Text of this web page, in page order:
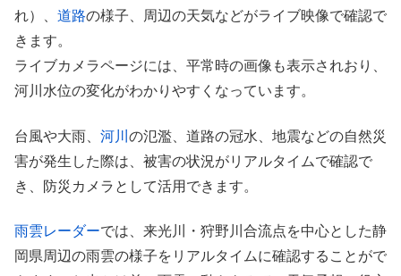
れ）、 道路の様子、周辺の天気などがライブ映像で確認で
きます。
ライブカメラページには、平常時の画像も表示されおり、
河川水位の変化がわかりやすくなっています。
台風や大雨、 河川 の氾濫、道路の冠水、地震などの自然災
害が発生した際は、被害の状況がリアルタイムで確認で
き、防災カメラとして活用できます。
雨雲レーダーでは、来光川・狩野川合流点を中心とした静
岡県周辺の雨雲の様子をリアルタイムに確認することがで